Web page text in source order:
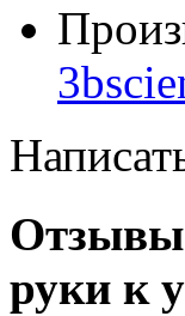
Отзывы
руки к